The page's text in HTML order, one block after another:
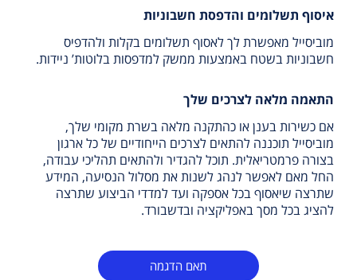
איסוף תשלומים והדפסת חשבוניות
מוביסייל מאפשרת לך לאסוף תשלומים בקלות ולהדפיס
חשבוניות בשטח באמצעות ממשק למדפסות בלוטות’ ניידות.
התאמה מלאה לצרכים שלך
אם כשירות בענן או כהתקנה מלאה בשרת מקומי שלך,
מוביסייל תוכננה להתאים לצרכים הייחודיים של כל ארגון
בצורה פרמטריאלית. תוכל להגדיר ולהתאים תהליכי עבודה,
החל מאם לאפשר לנהג לשנות את מסלול הנסיעה, המידע
שתרצה שיאסוף בכל אספקה ועד למדדי הביצוע שתרצה
להציג בכל מסך באפליקציה ובדשבורד.
תאם הדגמה